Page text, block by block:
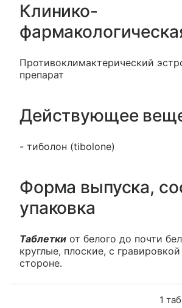
Клинико-
Противоклимактерический
препарат
Действующее
- тиболон (tibolone)
Форма выпуска,
упаковка
Таблетки от белого до почти
круглые, плоские, с
стороне.
1